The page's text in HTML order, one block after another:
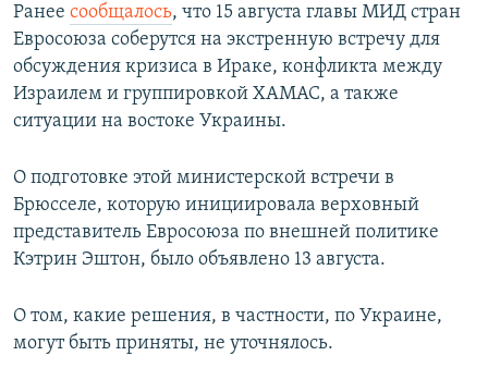
Все сайты RFE/RL
Ранее сообщалось, что 15 августа главы МИД стран
Евросоюза соберутся на экстренную встречу для
обсуждения кризиса в Ираке, конфликта между
Израилем и группировкой ХАМАС, а также
ситуации на востоке Украины.
О подготовке этой министерской встречи в
Брюсселе, которую инициировала верховный
представитель Евросоюза по внешней политике
Кэтрин Эштон, было объявлено 13 августа.
О том, какие решения, в частности, по Украине,
могут быть приняты, не уточнялось.